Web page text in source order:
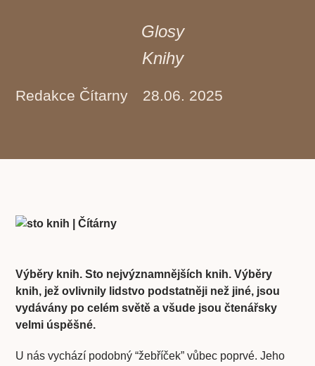
Glosy
Knihy
Redakce Čítarny 28.06. 2025
Výběry knih. Sto nejvýznamnějších knih. Výběry
knih, jež ovlivnily lidstvo podstatněji než jiné, jsou
vydávány po celém světě a všude jsou čtenářsky
velmi úspěšné.
U nás vychází podobný “žebříček” vůbec poprvé. Jeho